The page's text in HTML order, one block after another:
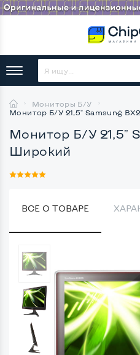
Мониторы Б/У
Монитор Б/У 21,5" Samsung
Монитор Б/У 21,5"
Широкий
ВСЕ О ТОВАРЕ